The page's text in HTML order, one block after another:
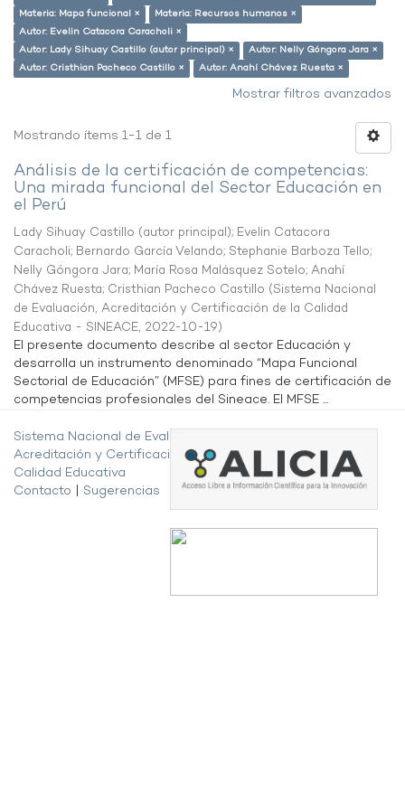
Materia: Mapa funcional ×
Materia: Recursos humanos ×
Autor: Evelin Catacora Caracholi ×
Autor: Lady Sihuay Castillo (autor principal) ×
Autor: Nelly Góngora Jara ×
Autor: Cristhian Pacheco Castillo ×
Autor: Anahí Chávez Ruesta ×
Mostrar filtros avanzados
Mostrando ítems 1-1 de 1
Análisis de la certificación de competencias:
Una mirada funcional del Sector Educación en
el Perú
Lady Sihuay Castillo (autor principal); Evelin Catacora
Caracholi; Bernardo García Velando; Stephanie Barboza Tello;
Nelly Góngora Jara; María Rosa Malásquez Sotelo; Anahí
Chávez Ruesta; Cristhian Pacheco Castillo (Sistema Nacional
de Evaluación, Acreditación y Certificación de la Calidad
Educativa - SINEACE, 2022-10-19)
El presente documento describe al sector Educación y
desarrolla un instrumento denominado “Mapa Funcional
Sectorial de Educación” (MFSE) para fines de certificación de
competencias profesionales del Sineace. El MFSE ...
Sistema Nacional de Evaluación,
Acreditación y Certificación de la
Calidad Educativa
Contacto
Sugerencias